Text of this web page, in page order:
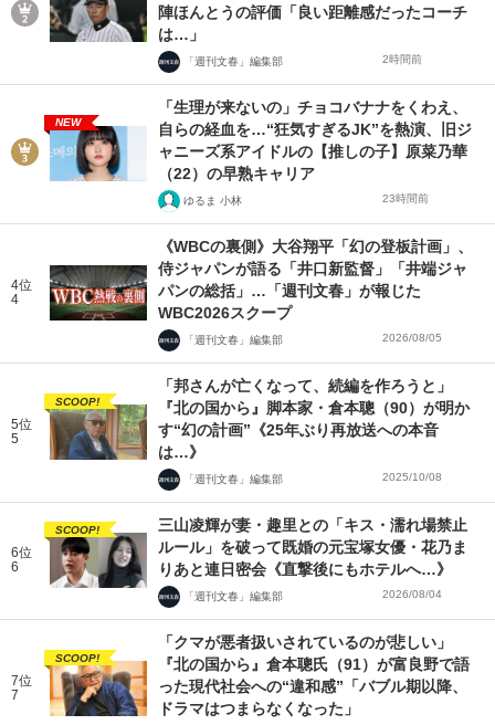
陣ほんとうの評価「良い距離感だったコーチ
は…」
「週刊文春」編集部 2時間前
NEW
「生理が来ないの」チョコバナナをくわえ、
自らの経血を…“狂気すぎるJK”を熱演、旧ジ
ャニーズ系アイドルの【推しの子】原菜乃華
（22）の早熟キャリア
ゆるま 小林 23時間前
4位
4
《WBCの裏側》大谷翔平「幻の登板計画」、
侍ジャパンが語る「井口新監督」「井端ジャ
パンの総括」…「週刊文春」が報じた
WBC2026スクープ
「週刊文春」編集部 2026/08/05
5位
5
SCOOP!
「邦さんが亡くなって、続編を作ろうと」
『北の国から』脚本家・倉本聰（90）が明か
す“幻の計画”《25年ぶり再放送への本音
は…》
「週刊文春」編集部 2025/10/08
6位
6
SCOOP!
三山凌輝が妻・趣里との「キス・濡れ場禁止
ルール」を破って既婚の元宝塚女優・花乃ま
りあと連日密会《直撃後にもホテルへ…》
「週刊文春」編集部 2026/08/04
7位
7
SCOOP!
「クマが悪者扱いされているのが悲しい」
『北の国から』倉本聰氏（91）が富良野で語
った現代社会への“違和感”「バブル期以降、
ドラマはつまらなくなった」